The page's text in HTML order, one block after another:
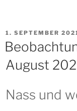
VERÖFFENTLICHT
AM
1. SEPTEMBER
August
Nass und